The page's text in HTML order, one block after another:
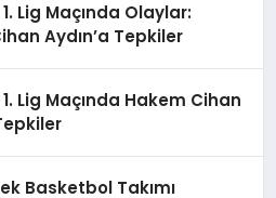
Lig Maçında Olaylar:
Aydın’a Tepkiler
Lig Maçında Hakem Cihan
Basketbol Takımı